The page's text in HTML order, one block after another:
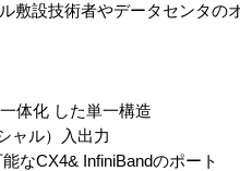
敷設技術者やデータセンタの
体化 した単一構造
ャル）入出力
なCX4& InfiniBandのポート